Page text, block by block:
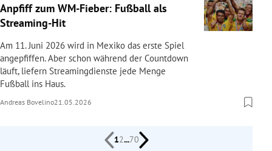
Anpfiff zum WM-Fieber: Fußball als
Streaming-Hit
Am 11. Juni 2026 wird in Mexiko das erste Spiel
angepfiffen. Aber schon während der Countdown
läuft, liefern Streamingdienste jede Menge
Fußball ins Haus.
Andreas Bovelino21.05.2026
12...70